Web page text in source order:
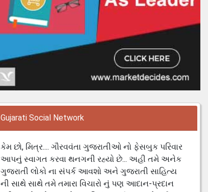
Gujarati Social Network
કેમ છો, મિત્ર.... ગૌરવવંતા ગુજરાતીઓ નો ફેસબુક પરિવાર
આપનું સ્વાગત કરવા થનગની રહ્યો છે... અહી તમે અનેક
ગુજરાતી લોકો ના સંપર્ક આવશો અને ગુજરાતી સાહિત્ય
ની સાથે સાથે તમે તમારા વિચારો નું પણ આદાન-પ્રદાન